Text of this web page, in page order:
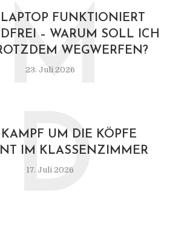
FUNKTIONIERT
– WARUM SOLL ICH
WEGWERFEN?
23. Juli 2026
M
KAMPF UM DIE KÖPFE
IM KLASSENZIMMER
17. Juli 2026
D